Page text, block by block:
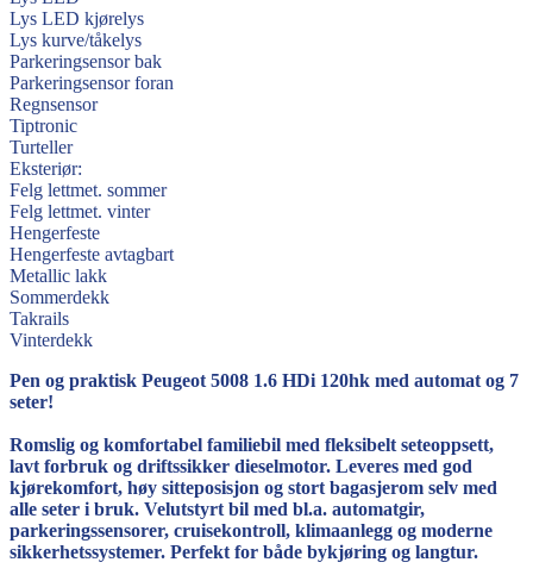
Lys LED kjørelys
Lys kurve/tåkelys
Parkeringsensor bak
Parkeringsensor foran
Regnsensor
Tiptronic
Turteller
Eksteriør:
Felg lettmet. sommer
Felg lettmet. vinter
Hengerfeste
Hengerfeste avtagbart
Metallic lakk
Sommerdekk
Takrails
Vinterdekk
Pen og praktisk Peugeot 5008 1.6 HDi 120hk med automat og 7
seter!
Romslig og komfortabel familiebil med fleksibelt seteoppsett,
lavt forbruk og driftssikker dieselmotor. Leveres med god
kjørekomfort, høy sitteposisjon og stort bagasjerom selv med
alle seter i bruk. Velutstyrt bil med bl.a. automatgir,
parkeringssensorer, cruisekontroll, klimaanlegg og moderne
sikkerhetssystemer. Perfekt for både bykjøring og langtur.